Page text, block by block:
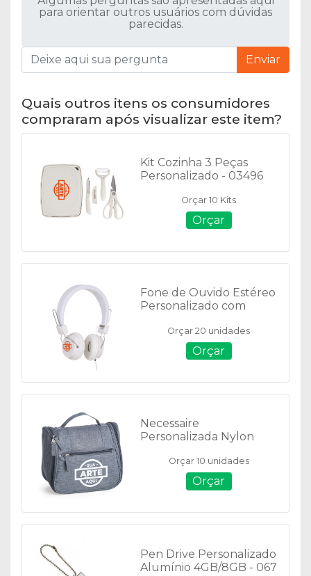
para orientar outros usuários com dúvidas
parecidas.
Enviar
Quais outros itens os consumidores
compraram após visualizar este item?
Kit Cozinha 3 Peças
Personalizado - 03496
Orçar 10 Kits
Orçar
Fone de Ouvido Estéreo
Personalizado com
Orçar 20 unidades
Orçar
Necessaire
Personalizada Nylon
Orçar 10 unidades
Orçar
Pen Drive Personalizado
Alumínio 4GB/8GB - 067